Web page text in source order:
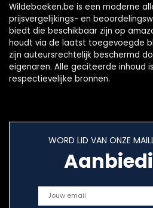
Wildeboeken.be is een moderne
prijsvergelijkings- en
biedt die beschikbaar zijn op
houdt via de laatst toegevoegde
zijn auteursrechtelijk beschermd
eigenaren. Alle geciteerde inhoud
respectievelijke bronnen.
WORD LID VAN ONZE